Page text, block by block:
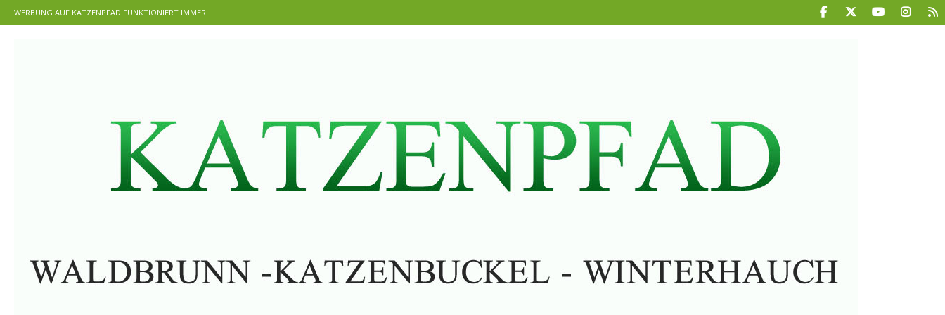
WERBUNG AUF KATZENPFAD FUNKTIONIERT IMMER!